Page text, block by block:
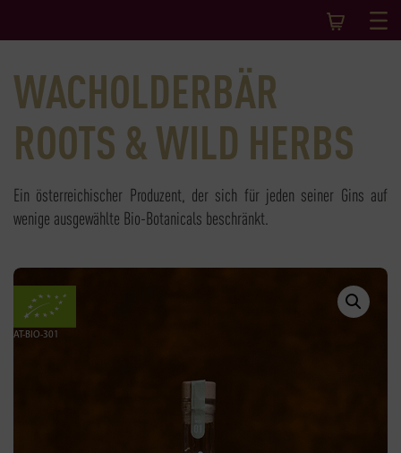
WACHOLDERBÄR
ROOTS & WILD HERBS
Ein österreichischer Produzent, der sich für jeden seiner Gins auf
wenige ausgewählte Bio-Botanicals beschränkt.
AT-BIO-301